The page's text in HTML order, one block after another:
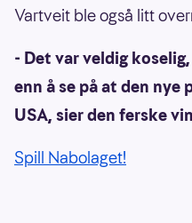
Vartveit ble også litt
- Det var veldig
enn å se på at den
USA, sier den ferske
Spill Nabolaget!